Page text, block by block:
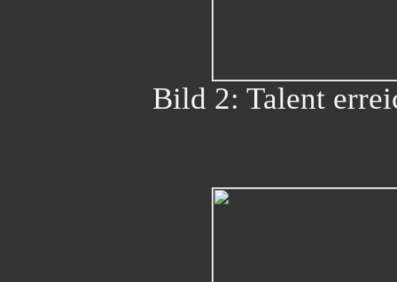
Bild 2: Talent